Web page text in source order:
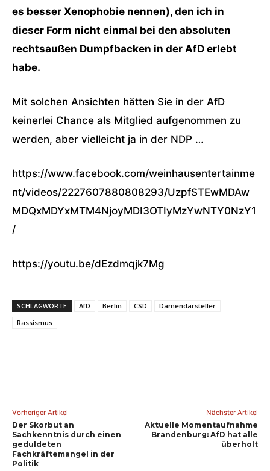
es besser Xenophobie nennen), den ich in
dieser Form nicht einmal bei den absoluten
rechtsaußen Dumpfbacken in der AfD erlebt
habe.
Mit solchen Ansichten hätten Sie in der AfD
keinerlei Chance als Mitglied aufgenommen zu
werden, aber vielleicht ja in der NDP …
https://www.facebook.com/weinhausentertainme
nt/videos/2227607880808293/UzpfSTEwMDAw
MDQxMDYxMTM4NjoyMDI3OTIyMzYwNTY0NzY1
/
https://youtu.be/dEzdmqjk7Mg
SCHLAGWORTE AfD Berlin CSD
Damendarsteller
Rassismus
Vorheriger Artikel
Der Skorbut an
Sachkenntnis durch einen
geduldeten
Fachkräftemangel in der
Politik
Nächster Artikel
Aktuelle Momentaufnahme
Brandenburg: AfD hat alle
überholt